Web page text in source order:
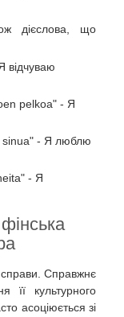
дієслова, що
відчуваю
pelkoa" - Я
sinua" - Я люблю
- Я
Справжнє
її культурного
асоціюється зі